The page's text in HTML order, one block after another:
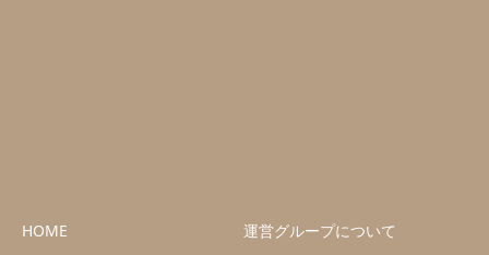
HOME 運営グループについて